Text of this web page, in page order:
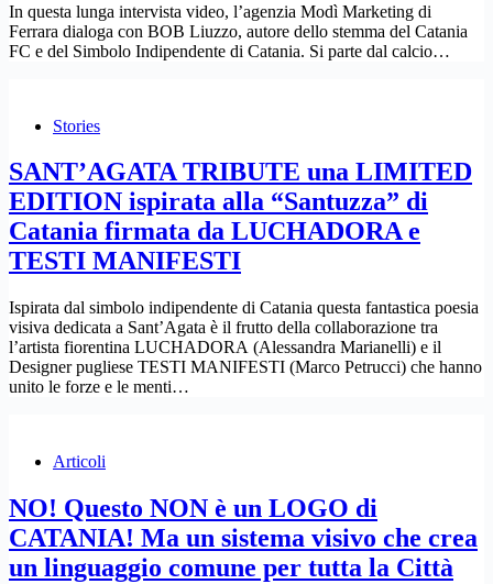
In questa lunga intervista video, l’agenzia Modì Marketing di
Ferrara dialoga con BOB Liuzzo, autore dello stemma del Catania
FC e del Simbolo Indipendente di Catania. Si parte dal calcio…
Stories
SANT’AGATA TRIBUTE una LIMITED
EDITION ispirata alla “Santuzza” di
Catania firmata da LUCHADORA e
TESTI MANIFESTI​
Ispirata dal simbolo indipendente di Catania questa fantastica poesia
visiva dedicata a Sant’Agata è il frutto della collaborazione tra
l’artista fiorentina LUCHADORA (Alessandra Marianelli) e il
Designer pugliese TESTI MANIFESTI (Marco Petrucci) che hanno
unito le forze e le menti…
Articoli
NO! Questo NON è un LOGO di
CATANIA! Ma un sistema visivo che crea
un linguaggio comune per tutta la Città